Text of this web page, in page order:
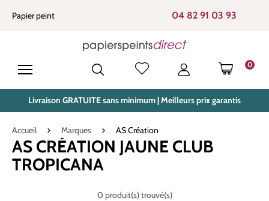
principal
Papier peint 04 82 91 03 93
0
LE
Livraison GRATUITE sans minimum | Meilleurs prix garantis
Accueil Marques AS Création
AS CRÉATION JAUNE CLUB
TROPICANA
0 produit(s) trouvé(s)